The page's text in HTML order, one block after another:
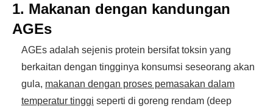
1. Makanan dengan kandungan
AGEs
AGEs adalah sejenis protein bersifat toksin yang
berkaitan dengan tingginya konsumsi seseorang akan
gula, makanan dengan proses pemasakan dalam
temperatur tinggi seperti di goreng rendam (deep